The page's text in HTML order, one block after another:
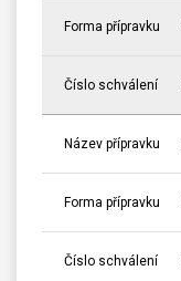
Forma přípravku
Číslo schválení
Název přípravku
Forma přípravku
Číslo schválení